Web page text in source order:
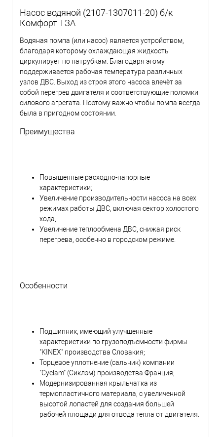
Насос водяной (2107-1307011-20) б/к
Комфорт ТЗА
Водяная помпа (или насос) является устройством,
благодаря которому охлаждающая жидкость
циркулирует по патрубкам. Благодаря этому
поддерживается рабочая температура различных
узлов ДВС. Выход из строя этого насоса влечёт за
собой перегрев двигателя и соответствующие поломки
силового агрегата. Поэтому важно чтобы помпа всегда
была в пригодном состоянии.
Преимущества
Повышенные расходно-напорные
характеристики;
Увеличение производительности насоса на всех
режимах работы ДВС, включая сектор холостого
хода;
Увеличение теплообмена ДВС, снижая риск
перегрева, особенно в городском режиме.
Особенности
Подшипник, имеющий улучшенные
характеристики по грузоподъёмности фирмы
"KINEX" производства Словакия;
Торцевое уплотнение (сальник) компании
"Cyclam" (Сиклэм) производства Франция;
Модернизированная крыльчатка из
термопластичного материала, с увеличенной
высотой лопастей для создания большей
рабочей площади для отвода тепла от двигателя.